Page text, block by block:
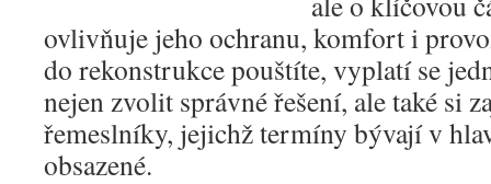
ovlivňuje jeho ochranu, komfort i
do rekonstrukce pouštíte, vyplatí se
nejen zvolit správné řešení, ale také si
řemeslníky, jejichž termíny bývají v
obsazené.